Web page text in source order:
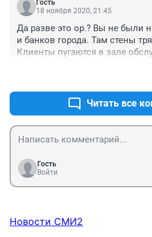
Гость
18 ноября 2020, 21:45
Да разве это ор.? Вы не были
и банков города. Там стены
Клиенты пугаются в зале
Читать все
Гость
Войти
Новости СМИ2